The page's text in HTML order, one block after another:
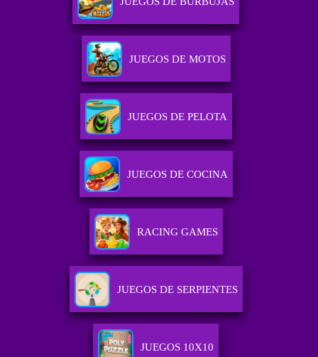
JUEGOS DE MOTOS
JUEGOS DE PELOTA
JUEGOS DE COCINA
RACING GAMES
JUEGOS DE SERPIENTES
JUEGOS 10X10